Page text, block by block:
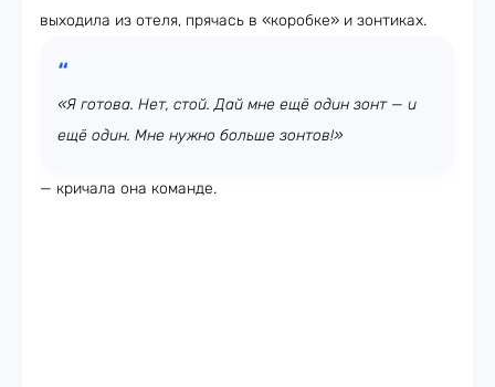
выходила из отеля, прячась в «коробке» и зонтиках.
«Я готова. Нет, стой. Дай мне ещё один зонт — и
ещё один. Мне нужно больше зонтов!»
— кричала она команде.